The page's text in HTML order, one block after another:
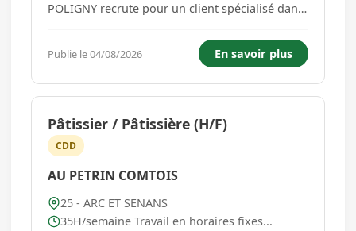
POLIGNY recrute pour un client spécialisé dans
Travaux sur Turbine (H/F). Pourquoi nous
rejoindre ? Participez à des travaux techniques
au sein d'u...
Publie le 04/08/2026 En savoir plus
Pâtissier / Pâtissière (H/F)
CDD
AU PETRIN COMTOIS
25 - ARC ET SENANS
35H/semaine Travail en horaires fixes...